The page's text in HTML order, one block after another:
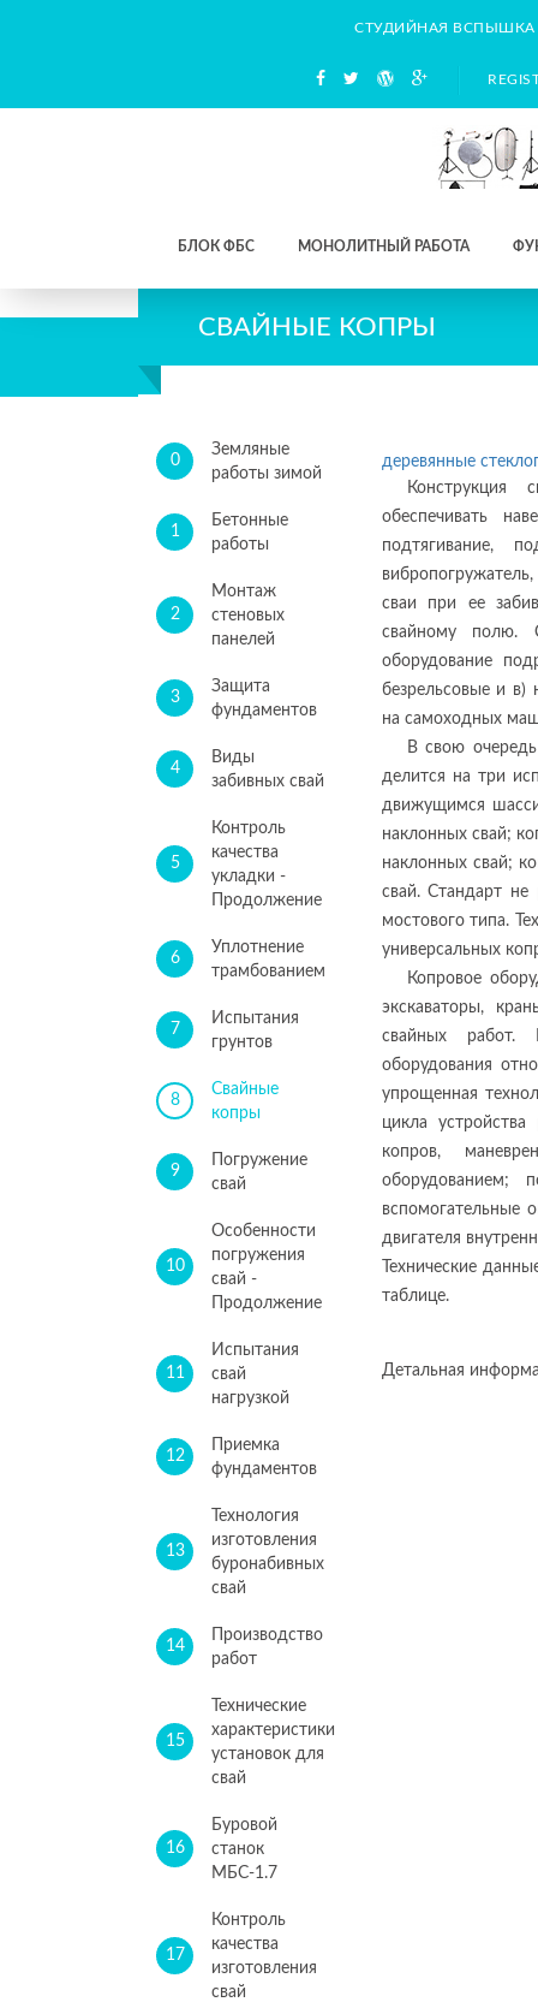
СТУДИЙНАЯ ВСПЫШКА
БЛОК ФБС МОНОЛИТНЫЙ РАБОТА
СВАЙНЫЕ КОПРЫ
0
Земляные
работы зимой
1
Бетонные
работы
2
Монтаж
стеновых
панелей
3
Защита
фундаментов
4
Виды
забивных свай
5
Контроль
качества
укладки -
Продолжение
6
Уплотнение
трамбованием
7
Испытания
грунтов
8
Свайные
копры
9
Погружение
свай
10
Особенности
погружения
свай -
Продолжение
11
Испытания
свай
нагрузкой
12
Приемка
фундаментов
13
Технология
изготовления
буронабивных
свай
14
Производство
работ
15
Технические
характеристики
установок для
свай
16
Буровой
станок
МБС-1.7
17
Контроль
качества
изготовления
свай
деревянные
Конструкция
обеспечивать
подтягивание,
сваи при ее
свайному полю.
оборудование
безрельсовые и в)
на самоходных
В свою
делится на три
движущимся
наклонных свай;
наклонных свай;
свай. Стандарт не
мостового типа.
универсальных
Копровое
экскаваторы,
свайных работ.
оборудования
упрощенная
цикла
копров,
оборудованием;
вспомогательные
двигателя
Технические
таблице.
Детальная